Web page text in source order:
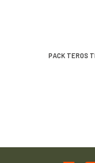
PACK TEROS